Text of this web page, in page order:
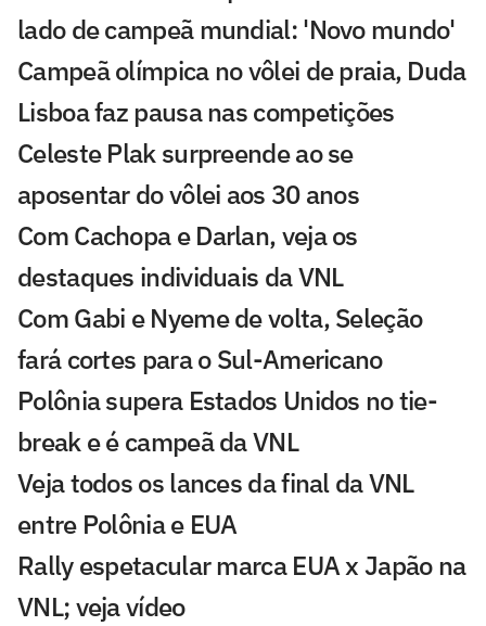
lado de campeã mundial: 'Novo mundo'
Campeã olímpica no vôlei de praia, Duda
Lisboa faz pausa nas competições
Celeste Plak surpreende ao se
aposentar do vôlei aos 30 anos
Com Cachopa e Darlan, veja os
destaques individuais da VNL
Com Gabi e Nyeme de volta, Seleção
fará cortes para o Sul-Americano
Polônia supera Estados Unidos no tie-
break e é campeã da VNL
Veja todos os lances da final da VNL
entre Polônia e EUA
Rally espetacular marca EUA x Japão na
VNL; veja vídeo